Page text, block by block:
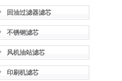
回油过滤器滤芯
不锈钢滤芯
风机油站滤芯
印刷机滤芯